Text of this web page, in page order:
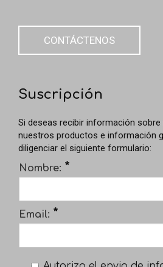
CONTÁCTENOS
Suscripción
Si deseas recibir información sobre
nuestros productos e información
diligenciar el siguiente formulario:
Nombre: *
Email: *